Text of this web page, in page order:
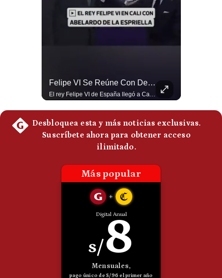
Felipe VI Se Reúne Con De La Espriella Antes De La Investidura | Gestión Mundo